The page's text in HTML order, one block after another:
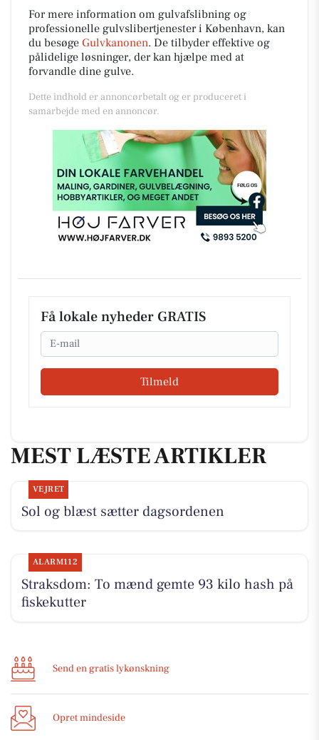
For mere information om gulvafslibning og
professionelle gulvslibertjenester i København, kan
du besøge Gulvkanonen. De tilbyder effektive og
pålidelige løsninger, der kan hjælpe med at
forvandle dine gulve.
Dette indhold er annoncørbetalt og er produceret i
samarbejde med en annoncør.
Få lokale nyheder GRATIS
Email
Tilmeld
MEST LÆSTE ARTIKLER
VEJRET
Sol og blæst sætter dagsordenen
ALARM112
Straksdom: To mænd gemte 93 kilo hash på
fiskekutter
Send en gratis lykønskning
Opret mindeside